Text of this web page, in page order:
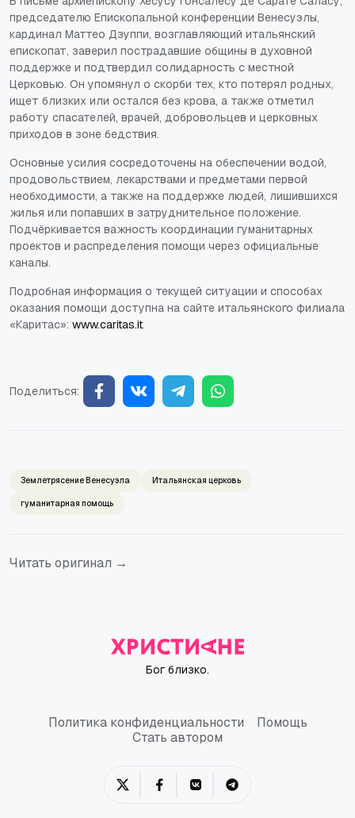
председателю Епископальной конференции Венесуэлы,
кардинал Маттео Дзуппи, возглавляющий итальянский
епископат, заверил пострадавшие общины в духовной
поддержке и подтвердил солидарность с местной
Церковью. Он упомянул о скорби тех, кто потерял родных,
ищет близких или остался без крова, а также отметил
работу спасателей, врачей, добровольцев и церковных
приходов в зоне бедствия.
Основные усилия сосредоточены на обеспечении водой,
продовольствием, лекарствами и предметами первой
необходимости, а также на поддержке людей, лишившихся
жилья или попавших в затруднительное положение.
Подчёркивается важность координации гуманитарных
проектов и распределения помощи через официальные
каналы.
Подробная информация о текущей ситуации и способах
оказания помощи доступна на сайте итальянского филиала
«Каритас»: www.caritas.it.
Поделиться:
Землетрясение Венесуэла Итальянская церковь
гуманитарная помощь
Читать оригинал →
Бог близко.
Политика конфиденциальности
Политика конфиденциальности
Помощь
Стать автором